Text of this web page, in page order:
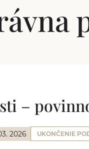
–
2026 UKONČENIE